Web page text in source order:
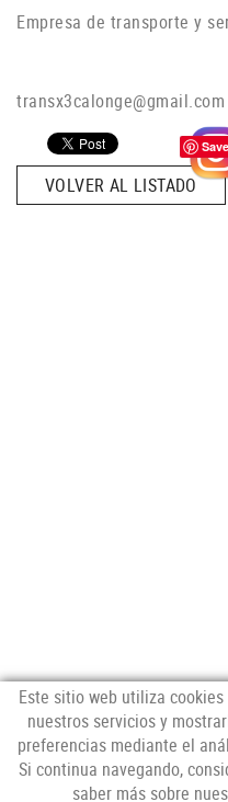
Empresa de transporte y
transx3calonge@gmail.com
Save
VOLVER AL LISTADO
Este sitio web utiliza
nuestros servicios y
preferencias mediante el
Si continua navegando,
saber más sobre